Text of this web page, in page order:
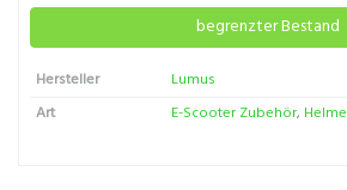
begrenzter Bestand
Hersteller
Lumus
Art
E-Scooter Zubehör, Helme